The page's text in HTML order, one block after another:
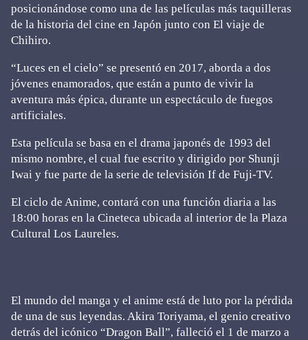
posicionándose como una de las películas más taquilleras
de la historia del cine en Japón junto con El viaje de
Chihiro.
“Luces en el cielo” se presentó en 2017, aborda a dos
jóvenes enamorados, que están a punto de vivir la
aventura más épica, durante un espectáculo de fuegos
artificiales.
Esta película se basa en el drama japonés de 1993 del
mismo nombre, el cual fue escrito y dirigido por Shunji
Iwai y fue parte de la serie de televisión If de Fuji-TV.
El ciclo de Anime, contará con una función diaria a las
18:00 horas en la Cineteca ubicada al interior de la Plaza
Cultural Los Laureles.
El mundo del manga y el anime está de luto por la pérdida
de una de sus leyendas. Akira Toriyama, el genio creativo
detrás del icónico “Dragon Ball”, falleció el 1 de marzo a